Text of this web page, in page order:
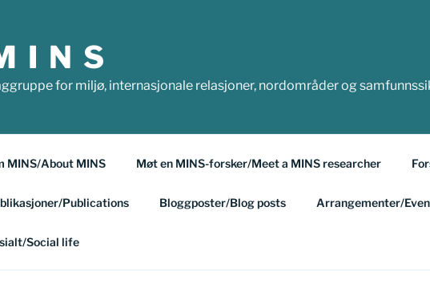
I N S
for miljø, internasjonale relasjoner, nordområder og
MINS/About MINS Møt en MINS-forsker/Meet a MINS researcher
Publications Bloggposter/Blog posts Arrangementer/
Social life